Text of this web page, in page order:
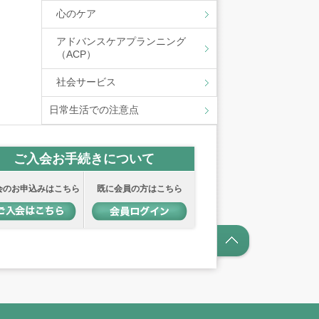
心のケア
アドバンスケアプランニング
（ACP）
社会サービス
日常生活での注意点
ご入会お手続きについて
のお申込みはこちら 既に会員の方はこちら